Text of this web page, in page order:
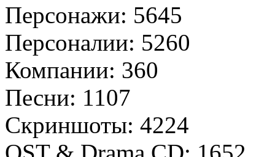
Персонажи: 5645
Персоналии: 5260
Компании: 360
Песни: 1107
Скриншоты: 4224